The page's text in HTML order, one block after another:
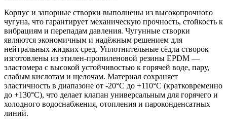
Корпус и запорные створки выполнены из высокопрочного
чугуна, что гарантирует механическую прочность, стойкость к
вибрациям и перепадам давления. Чугунные створки
являются экономичным и надёжным решением для
нейтральных жидких сред. Уплотнительные сёдла створок
изготовлены из этилен-пропиленовой резины EPDM —
эластомера с высокой устойчивостью к горячей воде, пару,
слабым кислотам и щелочам. Материал сохраняет
эластичность в диапазоне от -20°C до +110°C (кратковременно
до +130°C), что делает клапан универсальным для горячего и
холодного водоснабжения, отопления и пароконденсатных
линий.